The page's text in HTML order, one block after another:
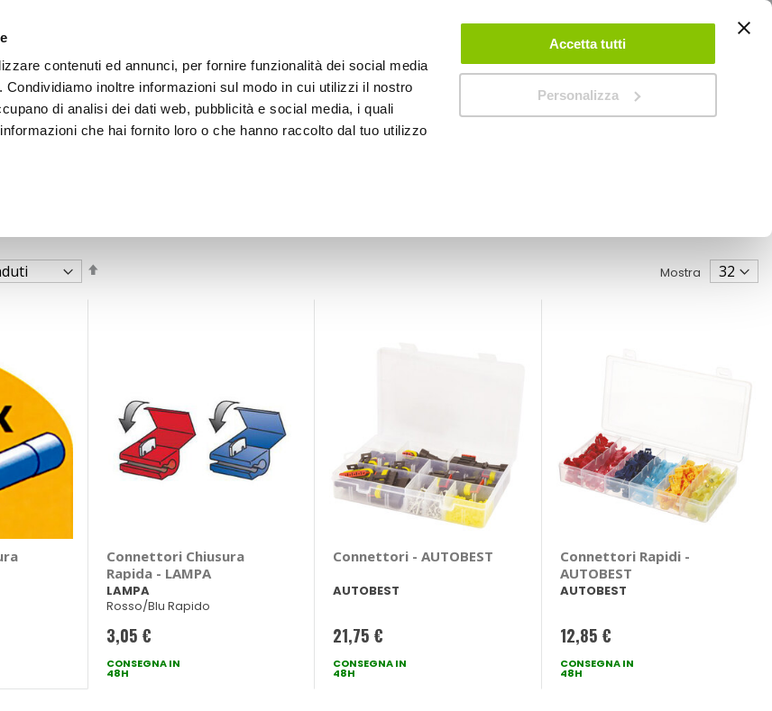
contenuti ed annunci, per fornire funzionalità dei social media
inoltre informazioni sul modo in cui utilizzi il nostro
di analisi dei dati web, pubblicità e social media, i quali
che hai fornito loro o che hanno raccolto dal tuo utilizzo
Accetta tutti
Personalizza
ACCEDI CREA UN ACCOUNT CONTATTACI
Mostra
Connettori Chiusura
Rapida - LAMPA
LAMPA
Rosso/Blu Rapido
3,05 €
CONSEGNA IN
48H
Connettori - AUTOBEST
AUTOBEST
21,75 €
CONSEGNA IN
48H
Connettori Rapidi -
AUTOBEST
AUTOBEST
12,85 €
CONSEGNA IN
48H